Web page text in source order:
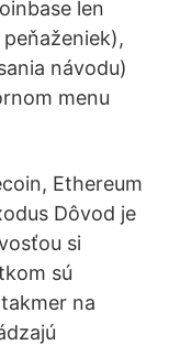
len
návodu)
menu
Ethereum
Dôvod je
si
sú
na